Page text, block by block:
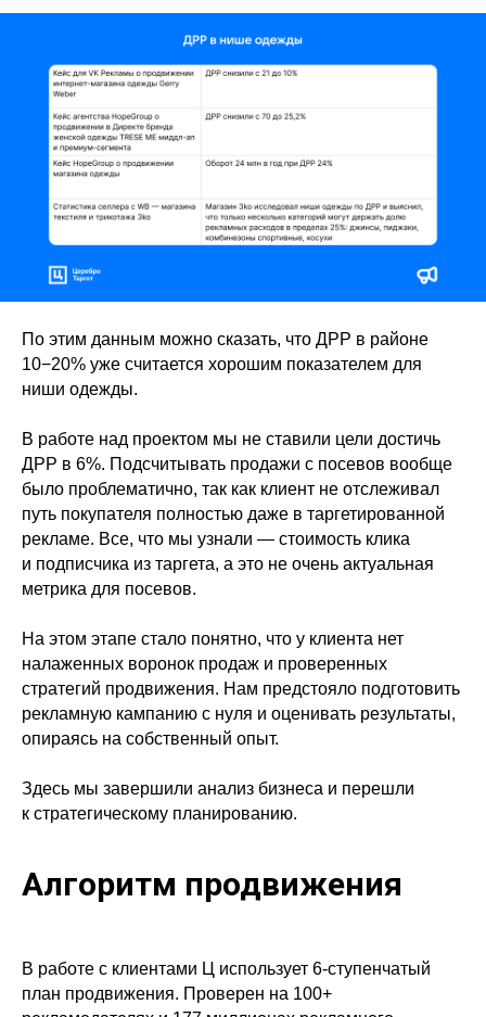
По этим данным можно сказать, что ДРР в районе
10−20% уже считается хорошим показателем для
ниши одежды.
В работе над проектом мы не ставили цели достичь
ДРР в 6%. Подсчитывать продажи с посевов вообще
было проблематично, так как клиент не отслеживал
путь покупателя полностью даже в таргетированной
рекламе. Все, что мы узнали — стоимость клика
и подписчика из таргета, а это не очень актуальная
метрика для посевов.
На этом этапе стало понятно, что у клиента нет
налаженных воронок продаж и проверенных
стратегий продвижения. Нам предстояло подготовить
рекламную кампанию с нуля и оценивать результаты,
опираясь на собственный опыт.
Здесь мы завершили анализ бизнеса и перешли
к стратегическому планированию.
Алгоритм продвижения
В работе с клиентами Ц использует 6-ступенчатый
план продвижения. Проверен на 100+